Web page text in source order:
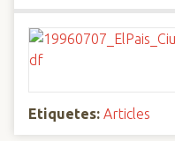
Etiquetes: Articles